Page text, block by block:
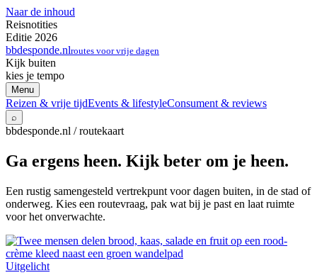
Naar de inhoud
Reisnotities
Editie 2026
bbdesponde.nlroutes voor vrije dagen
Kijk buiten
kies je tempo
Menu
Reizen & vrije tijdEvents & lifestyleConsument & reviews
⌕
bbdesponde.nl / routekaart
Ga ergens heen. Kijk beter om je heen.
Een rustig samengesteld vertrekpunt voor dagen buiten, in de stad of
onderweg. Kies een routevraag, pak wat bij je past en laat ruimte
voor het onverwachte.
Uitgelicht